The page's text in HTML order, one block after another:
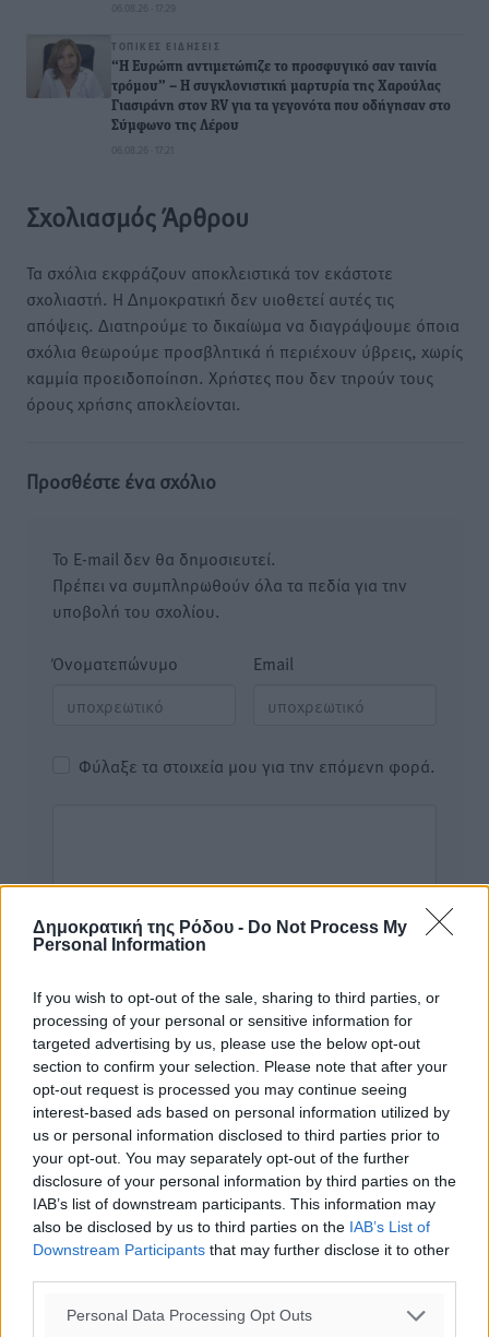
Δημοκρατική της Ρόδου - Do Not Process My
Personal Information
If you wish to opt-out of the sale, sharing to third parties, or
processing of your personal or sensitive information for
targeted advertising by us, please use the below opt-out
section to confirm your selection. Please note that after your
opt-out request is processed you may continue seeing
interest-based ads based on personal information utilized by
us or personal information disclosed to third parties prior to
your opt-out. You may separately opt-out of the further
disclosure of your personal information by third parties on the
IAB’s list of downstream participants. This information may
also be disclosed by us to third parties on the IAB’s List of
Downstream Participants that may further disclose it to other
Personal Data Processing Opt Outs
06.08.26 · 17:29
ΤΟΠΙΚΈΣ ΕΙΔΉΣΕΙΣ
“Η Ευρώπη αντιμετώπιζε το προσφυγικό σαν ταινία
τρόμου” – Η συγκλονιστική μαρτυρία της Χαρούλας
Γιασιράνη στον RV για τα γεγονότα που οδήγησαν στο
Σύμφωνο της Λέρου
06.08.26 · 17:21
Σχολιασμός Άρθρου
Τα σχόλια εκφράζουν αποκλειστικά τον εκάστοτε
σχολιαστή. Η Δημοκρατική δεν υιοθετεί αυτές τις
απόψεις. Διατηρούμε το δικαίωμα να διαγράψουμε όποια
σχόλια θεωρούμε προσβλητικά ή περιέχουν ύβρεις, χωρίς
καμμία προειδοποίηση. Χρήστες που δεν τηρούν τους
όρους χρήσης αποκλείονται.
Προσθέστε ένα σχόλιο
Το E-mail δεν θα δημοσιευτεί.
Πρέπει να συμπληρωθούν όλα τα πεδία για την
υποβολή του σχολίου.
Όνοματεπώνυμο Email
Φύλαξε τα στοιχεία μου για την επόμενη φορά.
Υπενθύμιση:
Για την μερική αναπαραγωγή της είδησης από άλλες
ιστοσελίδες είναι απαραίτητη η χρήση του παρακάτω